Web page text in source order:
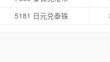
5181 日元兑泰铢